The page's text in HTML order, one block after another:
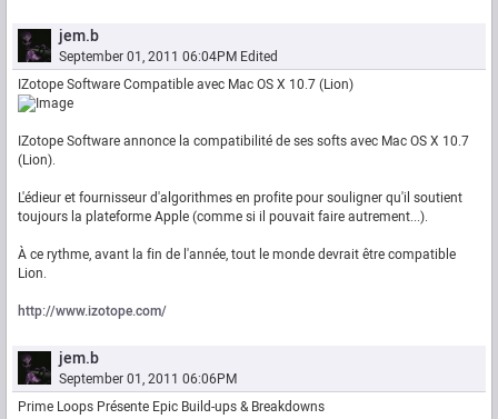
jem.b
September 01, 2011 06:04PM Edited
IZotope Software Compatible avec Mac OS X 10.7 (Lion)
IZotope Software annonce la compatibilité de ses softs avec Mac OS X 10.7
(Lion).
L'édieur et fournisseur d'algorithmes en profite pour souligner qu'il soutient
toujours la plateforme Apple (comme si il pouvait faire autrement...).
À ce rythme, avant la fin de l'année, tout le monde devrait être compatible
Lion.
http://www.izotope.com/
jem.b
September 01, 2011 06:06PM
Prime Loops Présente Epic Build-ups & Breakdowns